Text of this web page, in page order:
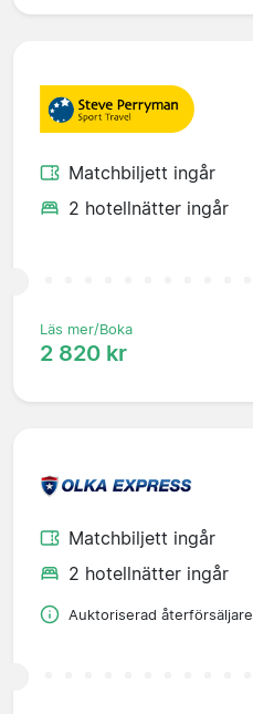
Matchbiljett ingår
2 hotellnätter ingår
Läs mer/Boka
2 820 kr
Matchbiljett ingår
2 hotellnätter ingår
Auktoriserad återförsäljare